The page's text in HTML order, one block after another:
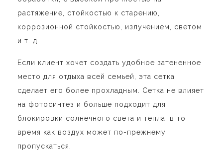
растяжение, стойкостью к старению,
коррозионной стойкостью, излучением, светом
и т. д.
Если клиент хочет создать удобное затененное
место для отдыха всей семьей, эта сетка
сделает его более прохладным. Сетка не влияет
на фотосинтез и больше подходит для
блокировки солнечного света и тепла, в то
время как воздух может по-прежнему
пропускаться.